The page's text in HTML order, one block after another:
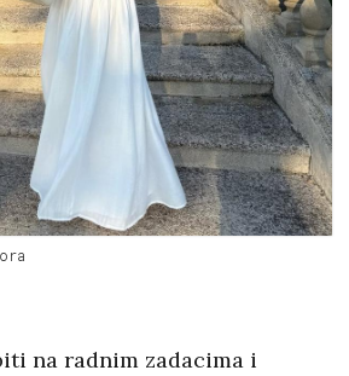
na radnim zadacima i